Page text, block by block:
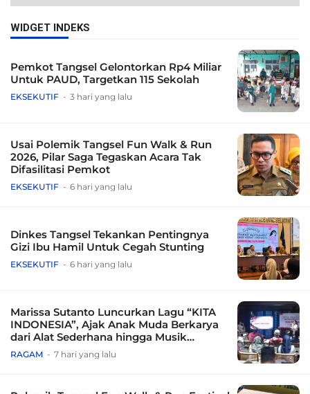
WIDGET INDEKS
Pemkot Tangsel Gelontorkan Rp4 Miliar
Untuk PAUD, Targetkan 115 Sekolah
EKSEKUTIF 3 hari yang lalu
Usai Polemik Tangsel Fun Walk & Run
2026, Pilar Saga Tegaskan Acara Tak
Difasilitasi Pemkot
EKSEKUTIF 6 hari yang lalu
Dinkes Tangsel Tekankan Pentingnya
Gizi Ibu Hamil Untuk Cegah Stunting
EKSEKUTIF 6 hari yang lalu
Marissa Sutanto Luncurkan Lagu “KITA
INDONESIA”, Ajak Anak Muda Berkarya
dari Alat Sederhana hingga Musik
Tradisional
RAGAM 7 hari yang lalu